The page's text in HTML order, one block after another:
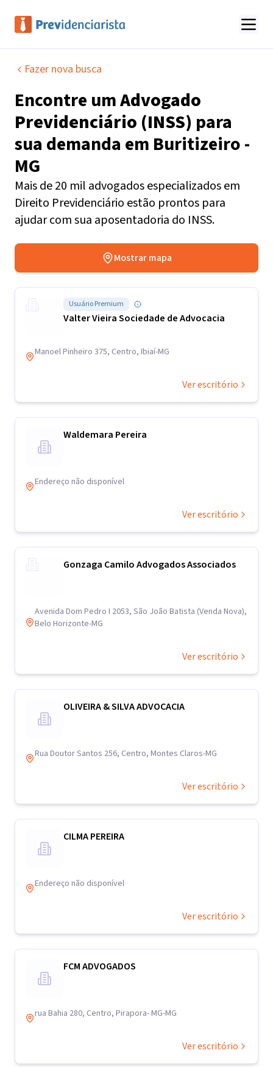
Fazer nova busca
Encontre umAdvogado
Previdenciário (INSS) para
sua demanda em Buritizeiro -
MG
Mais de 20 mil advogados especializados em
Direito Previdenciário estão prontos para
ajudar com sua aposentadoria do INSS.
Mostrar mapa
Usuário Premium
Valter Vieira Sociedade de Advocacia
Manoel Pinheiro 375, Centro, Ibiaí-MG
Ver escritório
Waldemara Pereira
Endereço não disponível
Ver escritório
Gonzaga Camilo Advogados Associados
Avenida Dom Pedro I 2053, São João Batista (Venda Nova),
Belo Horizonte-MG
Ver escritório
OLIVEIRA & SILVA ADVOCACIA
Rua Doutor Santos 256, Centro, Montes Claros-MG
Ver escritório
CILMA PEREIRA
Endereço não disponível
Ver escritório
FCM ADVOGADOS
rua Bahia 280, Centro, Pirapora- MG-MG
Ver escritório